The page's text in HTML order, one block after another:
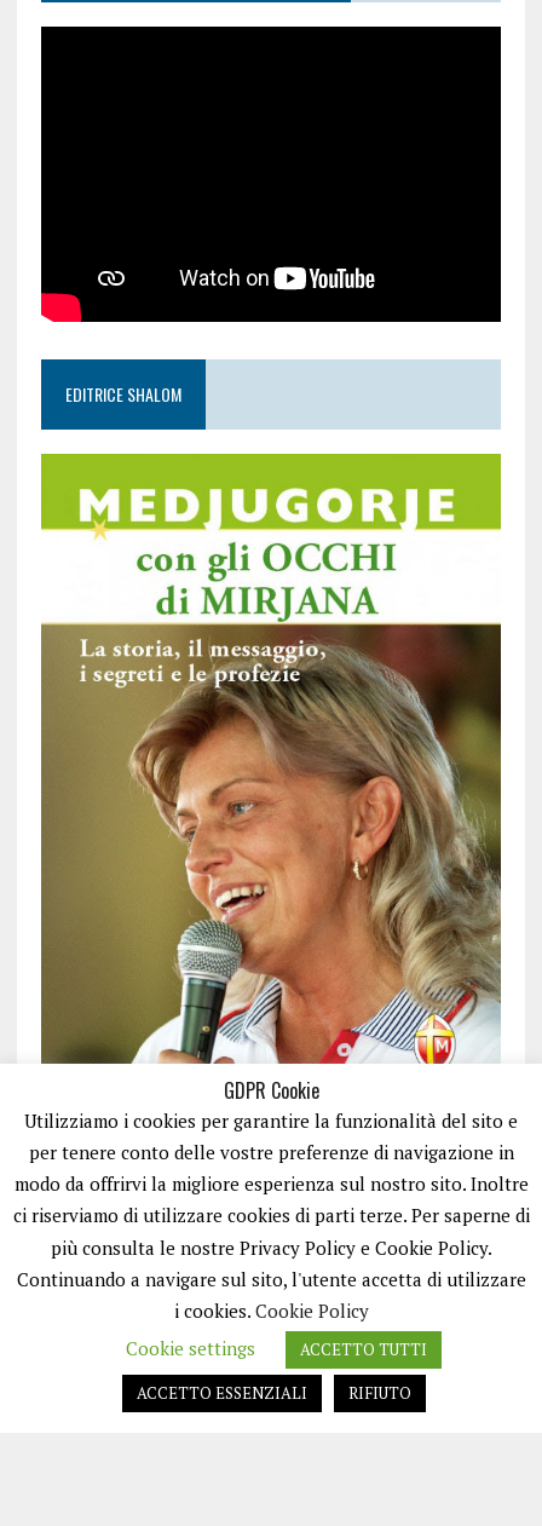
EDITRICE SHALOM
ISCRIVITI
GDPR Cookie
Utilizziamo i cookies per garantire la funzionalità del sito e
per tenere conto delle vostre preferenze di navigazione in
modo da offrirvi la migliore esperienza sul nostro sito. Inoltre
ci riserviamo di utilizzare cookies di parti terze. Per saperne di
più consulta le nostre Privacy Policy e Cookie Policy.
Continuando a navigare sul sito, l'utente accetta di utilizzare
i cookies. Cookie Policy
Cookie settings
ACCETTO TUTTI
ACCETTO ESSENZIALI
RIFIUTO